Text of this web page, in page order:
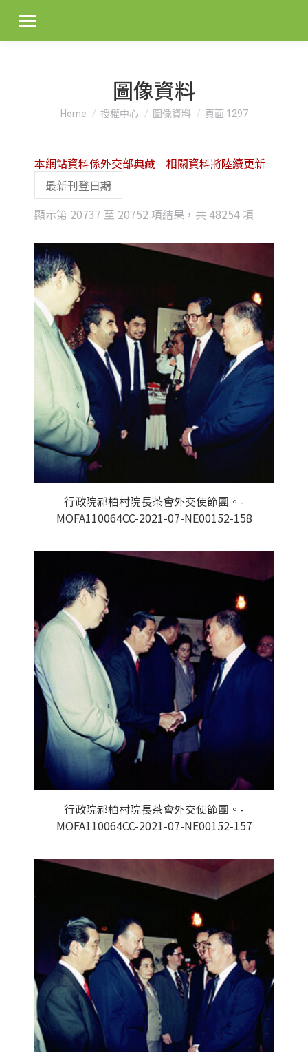
圖像資料
You are here:
Home 授權中心 圖像資料 頁面 1297
顯示第 20737 至 20752 項結果，共 48254 項
latest
本網站資料係外交部典藏 相關資料將陸續更新
行政院郝柏村院長茶會外交使節團。-
MOFA110064CC-2021-07-NE00152-158
行政院郝柏村院長茶會外交使節團。-
MOFA110064CC-2021-07-NE00152-157